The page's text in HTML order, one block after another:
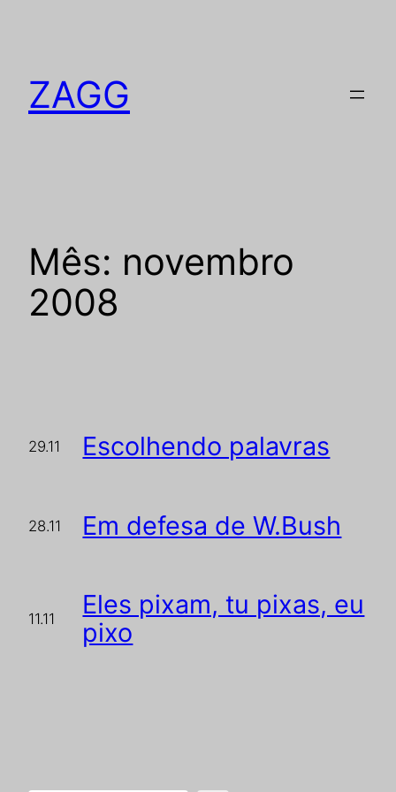
conteúdo
ZAGG
Mês: novembro
2008
29.11 Escolhendo palavras
28.11 Em defesa de W.Bush
11.11
Eles pixam, tu pixas, eu
pixo